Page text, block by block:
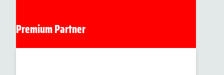
Premium Partner